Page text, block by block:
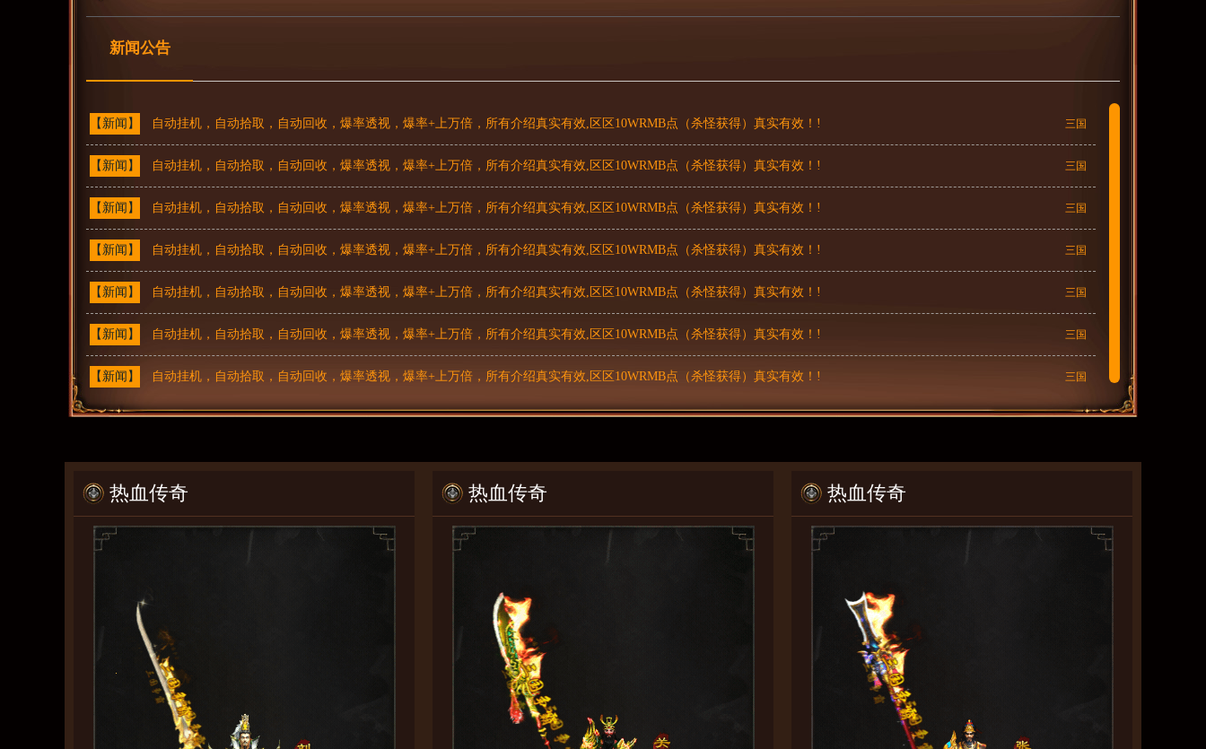
新闻公告
三国
【新闻】 自动挂机，自动拾取，自动回收，爆率透视，爆率+上万倍，所有介绍真实有效,区区10WRMB点（杀怪获得）真实有效！!
三国
【新闻】 自动挂机，自动拾取，自动回收，爆率透视，爆率+上万倍，所有介绍真实有效,区区10WRMB点（杀怪获得）真实有效！!
三国
【新闻】 自动挂机，自动拾取，自动回收，爆率透视，爆率+上万倍，所有介绍真实有效,区区10WRMB点（杀怪获得）真实有效！!
三国
【新闻】 自动挂机，自动拾取，自动回收，爆率透视，爆率+上万倍，所有介绍真实有效,区区10WRMB点（杀怪获得）真实有效！!
三国
【新闻】 自动挂机，自动拾取，自动回收，爆率透视，爆率+上万倍，所有介绍真实有效,区区10WRMB点（杀怪获得）真实有效！!
三国
【新闻】 自动挂机，自动拾取，自动回收，爆率透视，爆率+上万倍，所有介绍真实有效,区区10WRMB点（杀怪获得）真实有效！!
三国
【新闻】 自动挂机，自动拾取，自动回收，爆率透视，爆率+上万倍，所有介绍真实有效,区区10WRMB点（杀怪获得）真实有效！!
热血传奇 热血传奇 热血传奇